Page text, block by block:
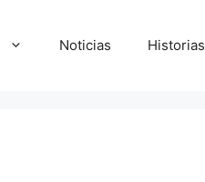
Noticias Historias